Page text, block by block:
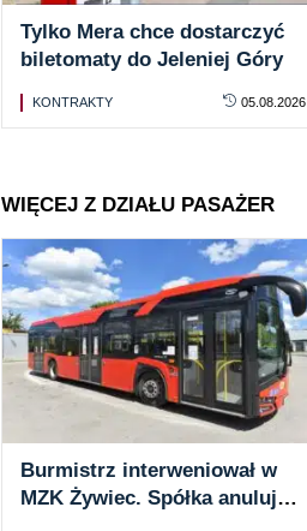
Tylko Mera chce dostarczyć
biletomaty do Jeleniej Góry
KONTRAKTY 05.08.2026
WIĘCEJ Z DZIAŁU PASAŻER
Burmistrz interweniował w
MZK Żywiec. Spółka anuluje